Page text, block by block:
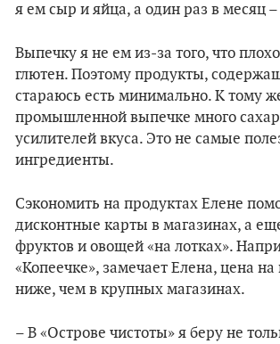
я ем сыр и яйца, а один раз в месяц
Выпечку я не ем из-за того, что
глютен. Поэтому продукты,
стараюсь есть минимально. К тому
промышленной выпечке много
усилителей вкуса. Это не самые
ингредиенты.
Сэкономить на продуктах Елене
дисконтные карты в магазинах, а
фруктов и овощей «на лотках».
«Копеечке», замечает Елена, цена на
ниже, чем в крупных магазинах.
– В «Острове чистоты» я беру не